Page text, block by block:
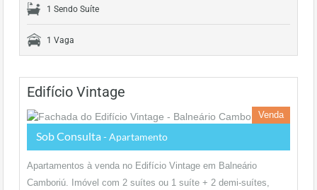
1 Sendo Suíte
1 Vaga
Edifício Vintage
Venda
Sob Consulta - Apartamento
Apartamentos à venda no Edifício Vintage em Balneário
Camboriú. Imóvel com 2 suítes ou 1 suíte + 2 demi-suítes,